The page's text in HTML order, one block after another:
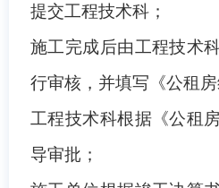
提交工程技术科；
施工完成后由工程技术
行审核，并填写《公租
工程技术科根据《公租
导审批；